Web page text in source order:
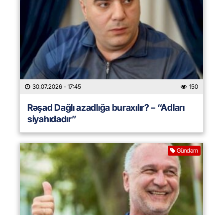
30.07.2026 - 17:45 150
Rəşad Dağlı azadlığa buraxılır? – “Adları
siyahıdadır”
Gündəm